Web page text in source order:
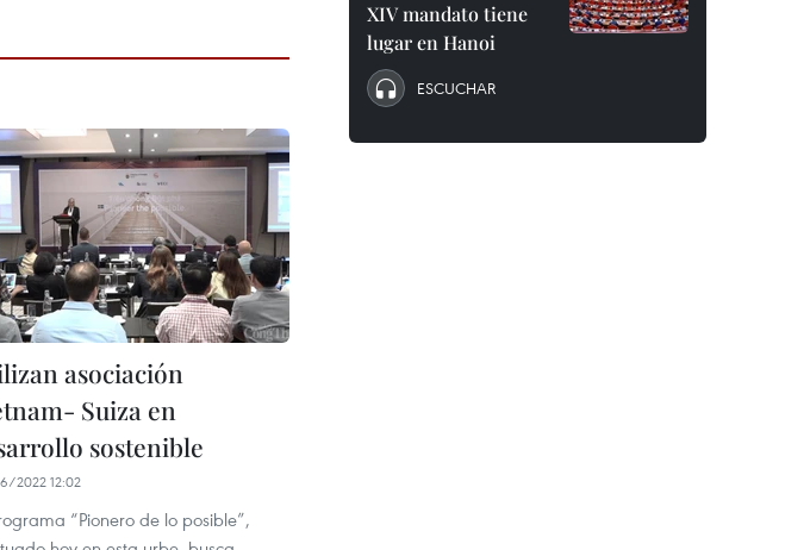
asociación
Suiza en
sostenible
2022 12:02
“Pionero de lo posible”,
XIV mandato tiene
lugar en Hanoi
ESCUCHAR